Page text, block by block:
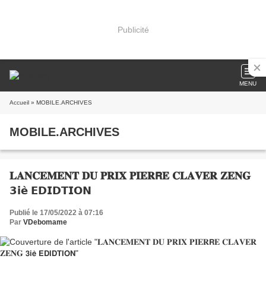
Publicité
MENU
Accueil » MOBILE.ARCHIVES
MOBILE.ARCHIVES
𝐋𝐀𝐍𝐂𝐄𝐌𝐄𝐍𝐓 𝐃𝐔 𝐏𝐑𝐈𝐗 𝐏𝐈𝐄𝐑𝗥𝐄 𝐂𝐋𝐀𝐕𝐄𝐑 𝐙𝐄𝐍𝐆
𝟯𝗶𝗲̀ 𝗘𝗗𝗜𝗗𝗧𝗜𝗢𝗡
Publié le 17/05/2022 à 07:16
Par VDebomame